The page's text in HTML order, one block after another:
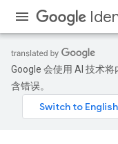
Google 会使用 AI 技术
含错误。